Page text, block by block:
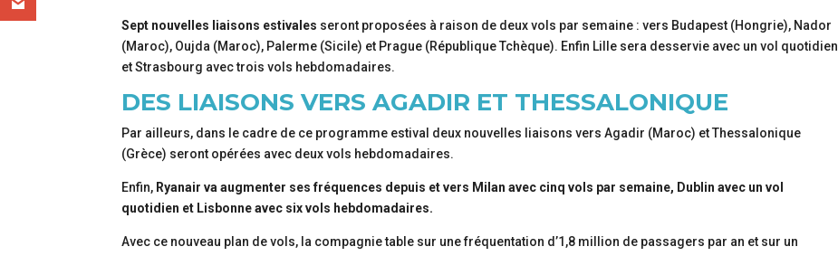
Sept nouvelles liaisons estivales seront proposées à raison de deux vols par semaine : vers Budapest (Hongrie), Nador
(Maroc), Oujda (Maroc), Palerme (Sicile) et Prague (République Tchèque). Enfin Lille sera desservie avec un vol quotidien
et Strasbourg avec trois vols hebdomadaires.
DES LIAISONS VERS AGADIR ET THESSALONIQUE
Par ailleurs, dans le cadre de ce programme estival deux nouvelles liaisons vers Agadir (Maroc) et Thessalonique
(Grèce) seront opérées avec deux vols hebdomadaires.
Enfin, Ryanair va augmenter ses fréquences depuis et vers Milan avec cinq vols par semaine, Dublin avec un vol
quotidien et Lisbonne avec six vols hebdomadaires.
Avec ce nouveau plan de vols, la compagnie table sur une fréquentation d’1,8 million de passagers par an et sur un